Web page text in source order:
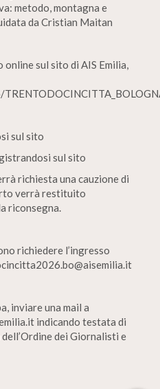
metodo, montagna e
da Cristian Maitan
sul sito di AIS Emilia,
sul sito
sul sito
richiesta una cauzione di
verrà restituito
riconsegna.
richiedere l’ingresso
inviare una mail a
indicando testata di
dei Giornalisti e